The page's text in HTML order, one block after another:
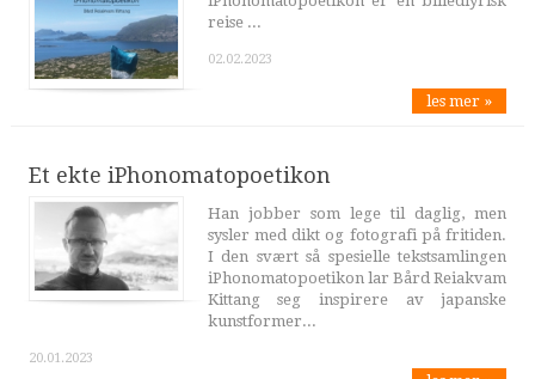
reise ...
02.02.2023
les mer »
Et ekte iPhonomatopoetikon
Han jobber som lege til daglig, men
sysler med dikt og fotografi på fritiden.
I den svært så spesielle tekstsamlingen
iPhonomatopoetikon lar Bård Reiakvam
Kittang seg inspirere av japanske
kunstformer...
20.01.2023